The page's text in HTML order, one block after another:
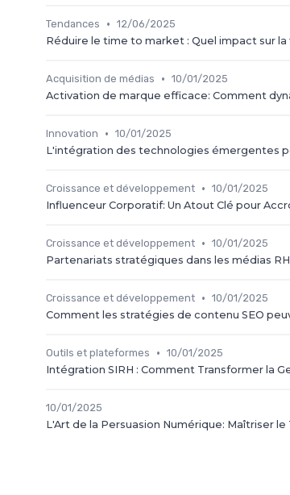
Tendances • 12/06/2025
Réduire le time to market : Quel impact sur
Acquisition de médias • 10/01/2025
Activation de marque efficace: Comment
Innovation • 10/01/2025
L'intégration des technologies émergentes
Croissance et développement • 10/01/2025
Influenceur Corporatif: Un Atout Clé pour
Croissance et développement • 10/01/2025
Partenariats stratégiques dans les médias
Croissance et développement • 10/01/2025
Comment les stratégies de contenu SEO
Outils et plateformes • 10/01/2025
Intégration SIRH : Comment Transformer la
10/01/2025
L'Art de la Persuasion Numérique: Maîtriser